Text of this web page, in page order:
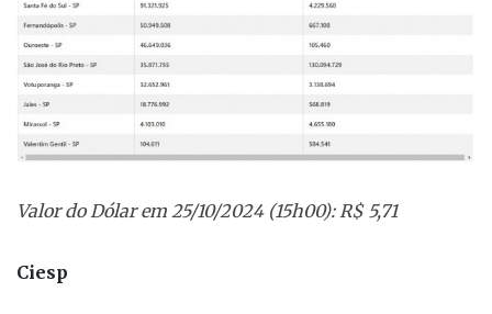
Valor do Dólar em 25/10/2024 (15h00): R$ 5,71
Ciesp
Relatório do Centro das Indústrias do Estado de São